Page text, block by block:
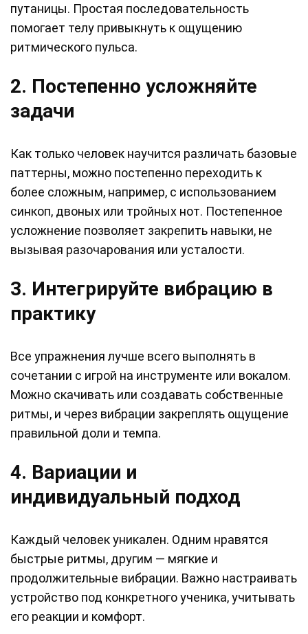
путаницы. Простая последовательность
помогает телу привыкнуть к ощущению
ритмического пульса.
2. Постепенно усложняйте
задачи
Как только человек научится различать базовые
паттерны, можно постепенно переходить к
более сложным, например, с использованием
синкоп, двоных или тройных нот. Постепенное
усложнение позволяет закрепить навыки, не
вызывая разочарования или усталости.
3. Интегрируйте вибрацию в
практику
Все упражнения лучше всего выполнять в
сочетании с игрой на инструменте или вокалом.
Можно скачивать или создавать собственные
ритмы, и через вибрации закреплять ощущение
правильной доли и темпа.
4. Вариации и
индивидуальный подход
Каждый человек уникален. Одним нравятся
быстрые ритмы, другим — мягкие и
продолжительные вибрации. Важно настраивать
устройство под конкретного ученика, учитывать
его реакции и комфорт.